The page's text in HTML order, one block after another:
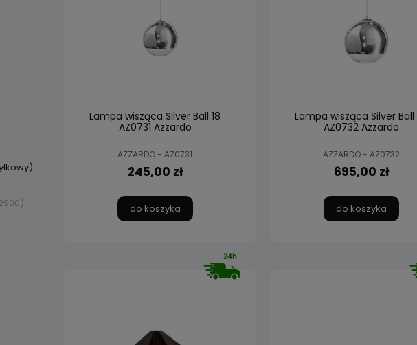
Lampa wisząca Silver Ball 18
AZ0731 Azzardo
AZZARDO - AZ0731
245,00 zł
do koszyka
Lampa wisząca Silver Ball
AZ0732 Azzardo
AZZARDO - AZ0732
695,00 zł
do koszyka